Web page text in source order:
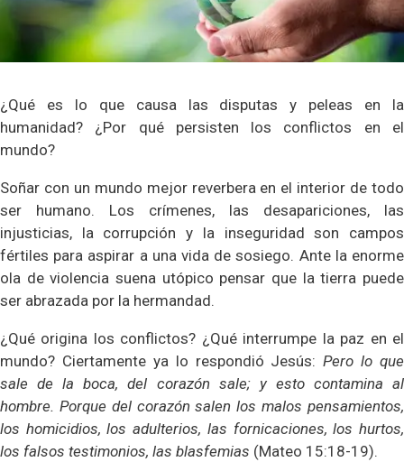
¿Qué es lo que causa las disputas y peleas en la
humanidad? ¿Por qué persisten los conflictos en el
mundo?
Soñar con un mundo mejor reverbera en el interior de todo
ser humano. Los crímenes, las desapariciones, las
injusticias, la corrupción y la inseguridad son campos
fértiles para aspirar a una vida de sosiego. Ante la enorme
ola de violencia suena utópico pensar que la tierra puede
ser abrazada por la hermandad.
¿Qué origina los conflictos? ¿Qué interrumpe la paz en el
mundo? Ciertamente ya lo respondió Jesús:Pero lo que
sale de la boca, del corazón sale; y esto contamina al
hombre. Porque del corazón salen los malos pensamientos,
los homicidios, los adulterios, las fornicaciones, los hurtos,
los falsos testimonios, las blasfemias (Mateo 15:18-19).